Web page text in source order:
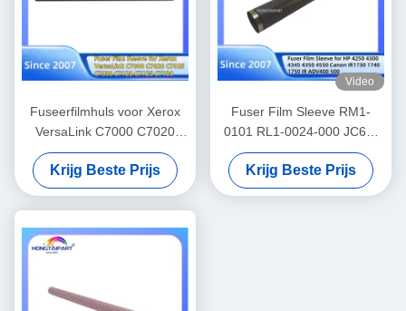
Fuseerfilmhuls voor Xerox
VersaLink C7000 C7020
C7025 C7030 C7120 C7125
C7130 B7025 B7030 B7035
B7125 B7130 B7135
SC2020 SC2022 Printer
Fuser Gordel Onderdelen
Hongtaipart
Krijg Beste Prijs
Video
Fuser Film Sleeve RM1-
0101 RL1-0024-000 JC66-
03102A FM4-6495-FILM
voor HP 4250 4300 4345
4350 4550 Canon IR1730
Krijg Beste Prijs